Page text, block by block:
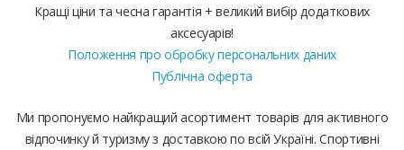
Кращі ціни та чесна гарантія + великий вибір додаткових
аксесуарів!
Положення про обробку персональних даних
Публічна оферта
Ми пропонуємо найкращий асортимент товарів для активного
відпочинку й туризму з доставкою по всій Україні. Спортивні